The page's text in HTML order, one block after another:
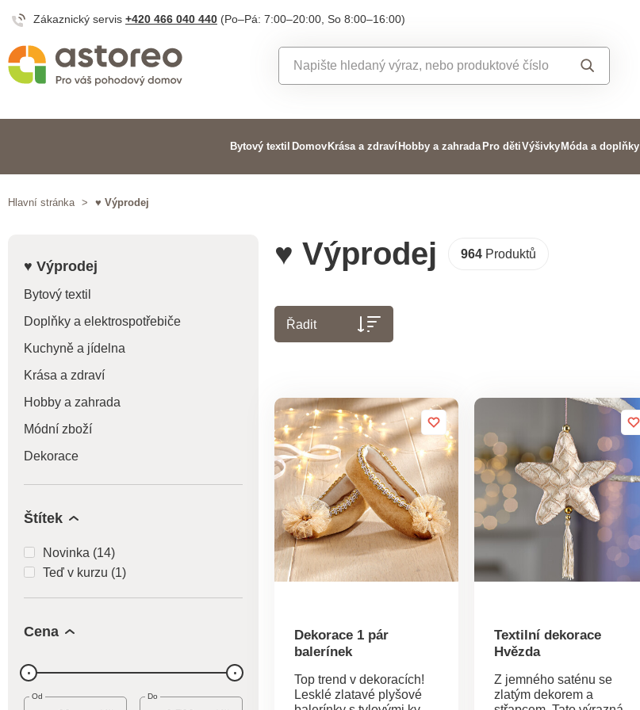
Zákaznický servis +420 466 040 440 (Po–Pá: 7:00–20:00, So 8:00–16:00)
Bytový textil Domov Krása a zdraví Hobby a zahrada Pro dětiVýšivky Móda a doplňky
Hlavní stránka > ♥ Výprodej
♥ Výprodej
Bytový textil
Doplňky a elektrospotřebiče
Kuchyně a jídelna
Krása a zdraví
Hobby a zahrada
Módní zboží
Dekorace
Štítek
Novinka (14)
Teď v kurzu (1)
Cena
Od Do
♥ Výprodej 964 Produktů
Řadit
Dekorace 1 pár
balerínek
Top trend v dekoracích!
Lesklé zlatavé plyšové
Textilní dekorace
Hvězda
Z jemného saténu se
zlatým dekorem a